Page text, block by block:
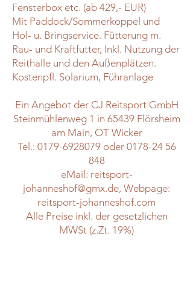
Fensterbox etc. (ab 429,- EUR)
Mit Paddock/Sommerkoppel und
Hol- u. Bringservice. Fütterung m.
Rau- und Kraftfutter, Inkl. Nutzung der
Reithalle und den Außenplätzen.
Kostenpfl. Solarium, Führanlage
Ein Angebot der CJ Reitsport GmbH
Steinmühlenweg 1 in 65439 Flörsheim
am Main, OT Wicker
Tel.: 0179-6928079oder 0178-24 56
848
eMail: reitsport-
johanneshof@gmx.de, Webpage:
reitsport-johanneshof.com
Alle Preise inkl. der gesetzlichen
MWSt (z.Zt. 19%)